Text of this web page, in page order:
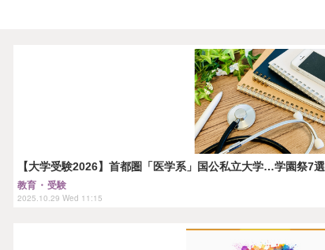
【大学受験2026】首都圏「医学系」国公私立大学…学園祭7選
教育・受験
2025.10.29 Wed 11:15